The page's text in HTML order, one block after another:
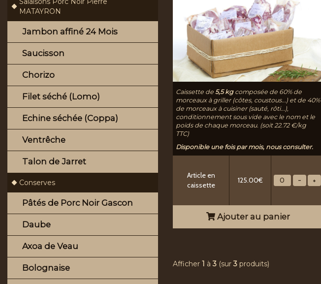
Caissette de 5,5 kgcomposée de 60% de
morceaux à griller (côtes, coustous...) et de 40%
de morceaux à cuisiner (sauté, rôti...),
conditionnement sous vide avec le nom et le
poids de chaque morceau. (soit 22.72 €/kg
TTC)
Disponible une fois par mois, nous consulter.
Article en
caissette
125.00€
Ajouter au panier
Afficher 1 à3 (sur3 produits)
MATAYRON
Jambon affiné 24 Mois
Saucisson
Chorizo
Filet séché (Lomo)
Echine séchée (Coppa)
Ventrêche
Talon de Jarret
Conserves
Pâtés de Porc Noir Gascon
Daube
Axoa de Veau
Bolognaise